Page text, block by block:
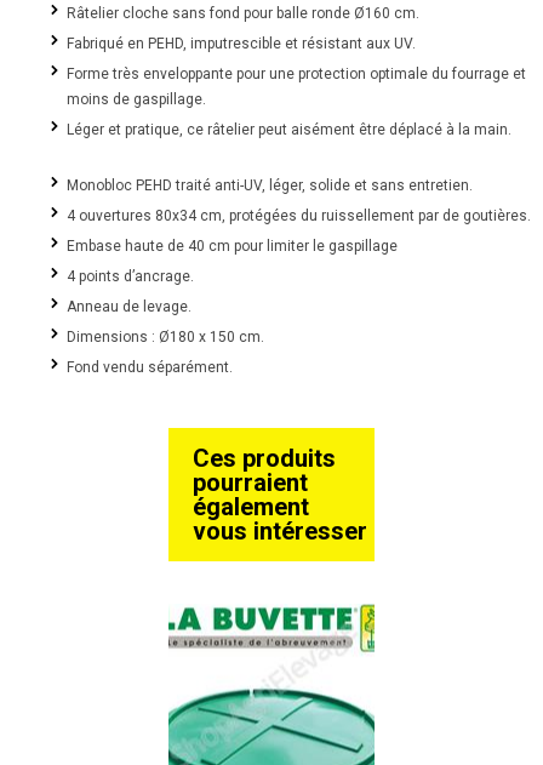
Râtelier cloche sans fond pour balle ronde Ø160 cm.
Fabriqué en PEHD, imputrescible et résistant aux UV.
Forme très enveloppante pour une protection optimale du fourrage et
moins de gaspillage.
Léger et pratique, ce râtelier peut aisément être déplacé à la main.
Monobloc PEHD traité anti-UV, léger, solide et sans entretien.
4 ouvertures 80x34 cm, protégées du ruissellement par de goutières.
Embase haute de 40 cm pour limiter le gaspillage
4 points d’ancrage.
Anneau de levage.
Dimensions : Ø180 x 150 cm.
Fond vendu séparément.
Ces produits
pourraient
également
vous intéresser